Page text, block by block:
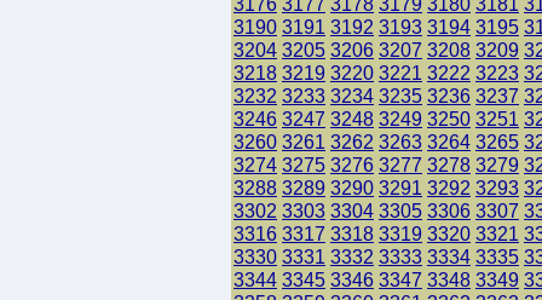
3190 3191 3192 3193 3194 3195
3204 3205 3206 3207 3208 3209
3218 3219 3220 3221 3222 3223
3232 3233 3234 3235 3236 3237
3246 3247 3248 3249 3250 3251
3260 3261 3262 3263 3264 3265
3274 3275 3276 3277 3278 3279
3288 3289 3290 3291 3292 3293
3302 3303 3304 3305 3306 3307
3316 3317 3318 3319 3320 3321
3330 3331 3332 3333 3334 3335
3344 3345 3346 3347 3348 3349